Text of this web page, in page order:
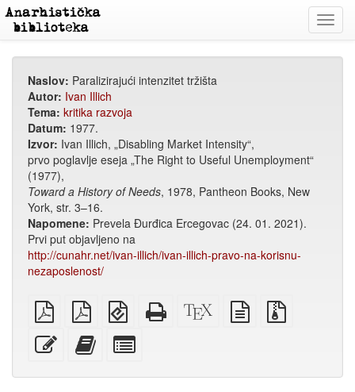
Naslov: Paralizirajući intenzitet tržišta
Autor: Ivan Illich
Tema: kritika razvoja
Datum: 1977.
Izvor: Ivan Illich, „Disabling Market Intensity“,
prvo poglavlje eseja „The Right to Useful Unemployment“
(1977),
Toward a History of Needs, 1978, Pantheon Books, New
York, str. 3–16.
Napomene: Prevela Đurđica Ercegovac (24. 01. 2021).
Prvi put objavljeno na
http://cunahr.net/ivan-illich/ivan-illich-pravo-na-korisnu-
nezaposlenost/
običan
PDF
A4
PDF
štampanje
EPUB
(za
mobilne
uređaje)
Potpuni
HTML
XeLaTex
izvor
izvor
Uredi
ovaj
Dodaj
ovaj
zbirci
za